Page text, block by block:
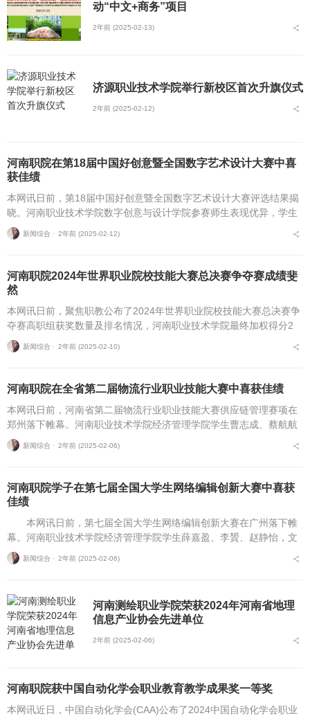
动“中文+商务”项目
2年前 (2025-02-13)
济源职业技术学院举行新校区首次升旗仪式
2年前 (2025-02-12)
河南职院在第18届中国好创意暨全国数字艺术设计大赛中喜
获佳绩
本网讯日前，第18届中国好创意暨全国数字艺术设计大赛评选结果揭
晓。河南职业技术学院数字创意与设计学院参赛师生表现优异，学生
获国赛三等奖2项，省赛二等奖1项、三等奖1项;教师获特殊贡献奖2
项，省赛优秀...
新闻综合 ⋅ 2年前 (2025-02-12)
河南职院2024年世界职业院校技能大赛总决赛争夺赛成绩斐
然
本网讯日前，聚焦职教公布了2024年世界职业院校技能大赛总决赛争
夺赛高职组获奖数量及排名情况，河南职业技术学院最终加权得分2
0，排名居全国第十六名、河南第二，充分展示了在职业教育领域的深
厚实力与突出...
新闻综合 ⋅ 2年前 (2025-02-10)
河南职院在全省第二届物流行业职业技能大赛中喜获佳绩
本网讯日前，河南省第二届物流行业职业技能大赛供应链管理赛项在
郑州落下帷幕。河南职业技术学院经济管理学院学生曹志成、蔡航航
组队参赛，荣获一等奖;杨旭、王春芳荣获优秀指导教师奖。本次比赛
在包装搬运、叉车...
新闻综合 ⋅ 2年前 (2025-02-06)
河南职院学子在第七届全国大学生网络编辑创新大赛中喜获
佳绩
本网讯日前，第七届全国大学生网络编辑创新大赛在广州落下帷
幕。河南职业技术学院经济管理学院学生薛嘉盈、李贇、赵静怡，文
化旅游学院学生李文晴和智能制造学院学生温军豪共同创作的《中州
之地华夏起源——豫...
新闻综合 ⋅ 2年前 (2025-02-06)
河南测绘职业学院荣获2024年河南省地理
信息产业协会先进单位
2年前 (2025-02-06)
河南职院获中国自动化学会职业教育教学成果奖一等奖
本网讯近日，中国自动化学会(CAA)公布了2024中国自动化学会职业